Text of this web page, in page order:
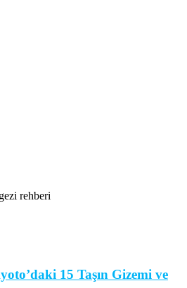
rehberi
15 Taşın Gizemi ve